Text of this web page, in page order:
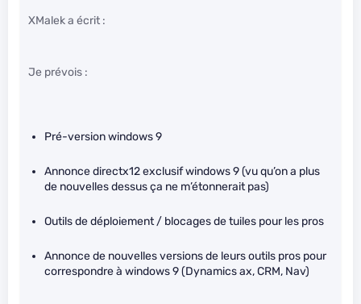
XMalek a écrit :
Je prévois :
Pré-version windows 9
Annonce directx12 exclusif windows 9 (vu qu’on a plus
de nouvelles dessus ça ne m’étonnerait pas)
Outils de déploiement / blocages de tuiles pour les pros
Annonce de nouvelles versions de leurs outils pros pour
correspondre à windows 9 (Dynamics ax, CRM, Nav)